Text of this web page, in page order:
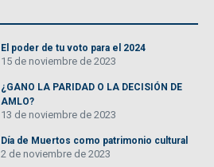
El poder de tu voto para el 2024
15 de noviembre de 2023
¿GANO LA PARIDAD O LA DECISIÓN DE
AMLO?
13 de noviembre de 2023
Día de Muertos como patrimonio cultural
2 de noviembre de 2023